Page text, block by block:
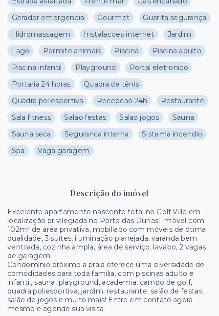
Gerador emergencia
Gourmet
Guarita segurança
Hidromassagem
Instalacoes internet
Jardim
Lago
Permite animais Piscina
Piscina adulto
Piscina infantil
Playground
Portal eletronico
Portaria 24 horas
Quadra de tênis
Quadra poliesportiva
Recepcao 24h
Restaurante
Sala fitness
Salao festas Salao jogos
Sauna
Sauna seca
Seguranca interna
Sistema incendio
Spa
Vaga garagem
Descrição do imóvel
Excelente apartamento nascente total no Golf Ville em
localização privilegiada no Porto das Dunas! Imóvel com
102m² de área privativa, mobiliado com móveis de ótima
qualidade, 3 suítes, iluminação planejada, varanda bem
ventilada, cozinha ampla, área de serviço, lavabo, 2 vagas
de garagem.
Condomínio próximo a praia oferece uma diversidade de
comodidades para toda família, com piscinas adulto e
infantil, sauna, playground, academia, campo de golf,
quadra poliesportiva, jardim, restaurante, salão de festas,
salão de jogos e muito mais! Entre em contato agora
mesmo e agende sua visita.